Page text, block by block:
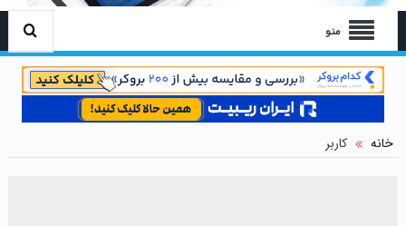
منو
خانه کاربر